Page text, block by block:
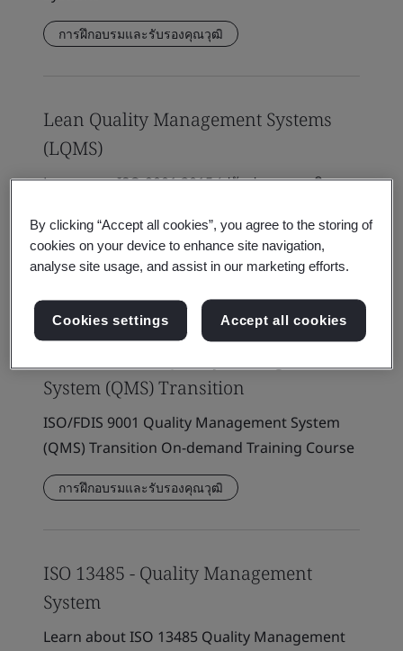
การฝึกอบรมและรับรองคุณวุฒิ
Lean Quality Management Systems
(LQMS)
Lean ระบบ ISO 9001:2015 (ปรับปรุงระบบบริหาร
Systems (LQMS)
การฝึกอบรมและรับรองคุณวุฒิ
System (QMS) Transition
ISO/FDIS 9001 Quality Management System
(QMS) Transition On-demand Training Course
การฝึกอบรมและรับรองคุณวุฒิ
ISO 13485 - Quality Management
System
Learn about ISO 13485 Quality Management
By clicking “Accept all cookies”, you agree to the storing of
cookies on your device to enhance site navigation,
analyse site usage, and assist in our marketing efforts.
Cookies settings Accept all cookies